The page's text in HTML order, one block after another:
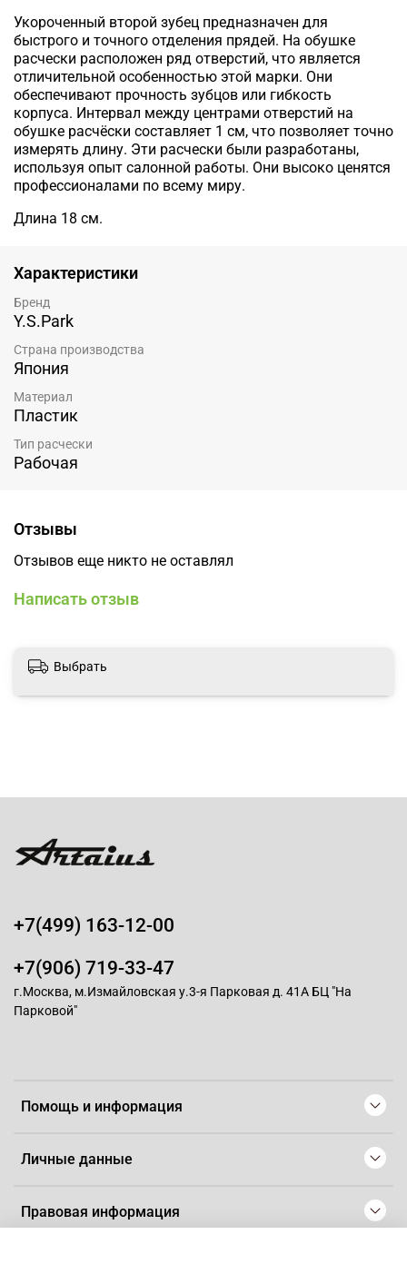
Укороченный второй зубец предназначен для
быстрого и точного отделения прядей. На обушке
расчески расположен ряд отверстий, что является
отличительной особенностью этой марки. Они
обеспечивают прочность зубцов или гибкость
корпуса. Интервал между центрами отверстий на
обушке расчёски составляет 1 см, что позволяет точно
измерять длину. Эти расчески были разработаны,
используя опыт салонной работы. Они высоко ценятся
профессионалами по всему миру.
Длина 18 см.
Характеристики
Бренд
Y.S.Park
Страна производства
Япония
Материал
Пластик
Тип расчески
Рабочая
Отзывы
Отзывов еще никто не оставлял
Написать отзыв
Выбрать
Помощь и информация
Личные данные
Правовая информация
+7(499) 163-12-00
+7(906) 719-33-47
г.Москва, м.Измайловская у.3-я Парковая д. 41А БЦ "На
Парковой"